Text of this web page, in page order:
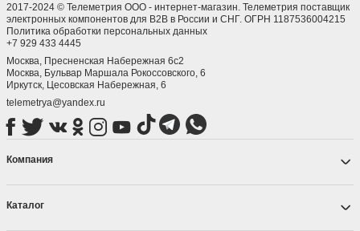
2017-2024 © Телеметрия ООО - интернет-магазин. Телеметрия поставщик
электронных компонентов для B2B в России и СНГ. ОГРН 1187536004215
Политика обработки персональных данных
+7 929 433 4445
Москва, Пресненская Набережная 6с2
Москва, ​Бульвар Маршала Рокоссовского, 6
Иркутск, ​Цесовская Набережная, 6
telemetrya@yandex.ru
Компания
Каталог